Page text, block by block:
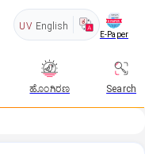
UV English
E-Paper
ಹೊಂಗಿರಣ Search